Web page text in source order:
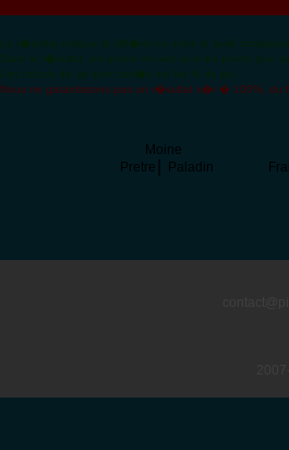
Le r�sultat indique la diff�rence entre le build
Dans le r�sultat, les points en vert sont les points que
Les calculs de up sont bas�s sur les % du jeu.
Nous ne garantissons pas un r�sultat s�r � 100%, du
Moine
Pretre
Paladin